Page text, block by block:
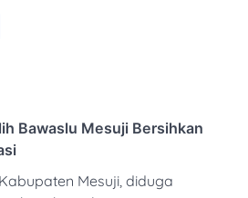
Bawaslu Mesuji Bersihkan
Mesuji, diduga